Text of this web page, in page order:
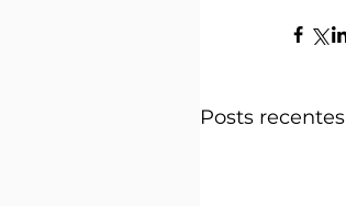
Posts recentes